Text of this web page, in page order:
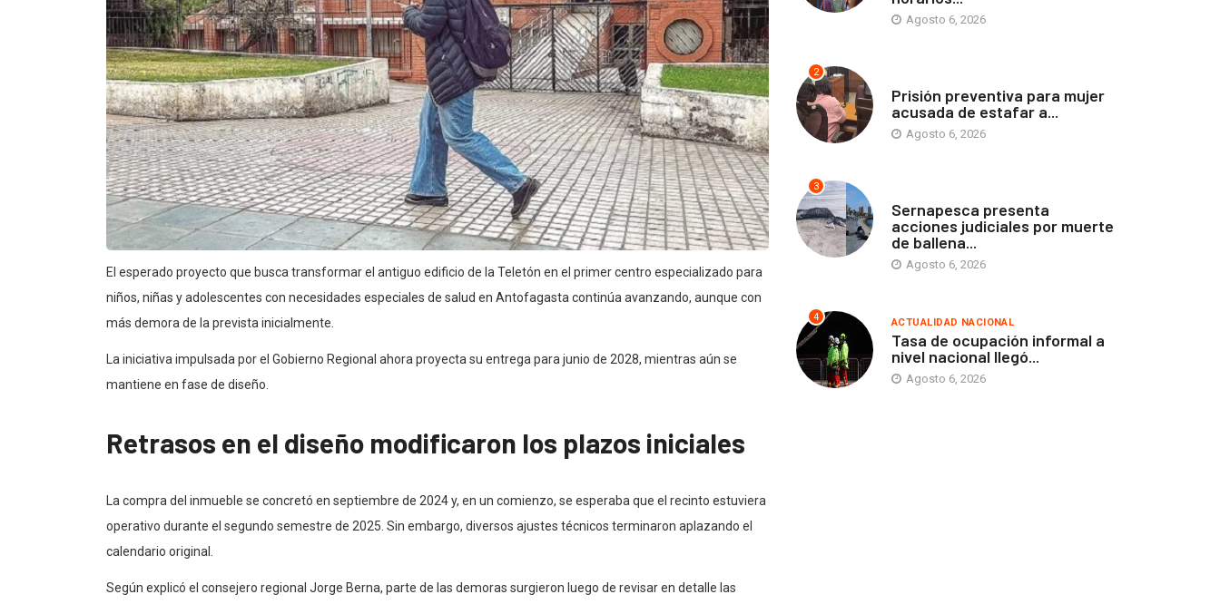
El esperado proyecto que busca transformar el antiguo edificio de la Teletón en el primer centro especializado para
niños, niñas y adolescentes con necesidades especiales de salud en Antofagasta continúa avanzando, aunque con
más demora de la prevista inicialmente.
La iniciativa impulsada por el Gobierno Regional ahora proyecta su entrega para junio de 2028, mientras aún se
mantiene en fase de diseño.
Retrasos en el diseño modificaron los plazos iniciales
La compra del inmueble se concretó en septiembre de 2024 y, en un comienzo, se esperaba que el recinto estuviera
operativo durante el segundo semestre de 2025. Sin embargo, diversos ajustes técnicos terminaron aplazando el
calendario original.
Según explicó el consejero regional Jorge Berna, parte de las demoras surgieron luego de revisar en detalle las
Agosto 6, 2026
2
Prisión preventiva para mujer
acusada de estafar a...
Agosto 6, 2026
3
Sernapesca presenta
acciones judiciales por muerte
de ballena...
Agosto 6, 2026
4 ACTUALIDAD NACIONAL
Tasa de ocupación informal a
nivel nacional llegó...
Agosto 6, 2026